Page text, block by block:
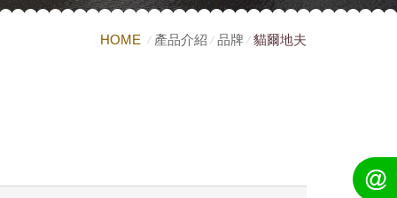
HOME 產品介紹 品牌 貓爾地夫